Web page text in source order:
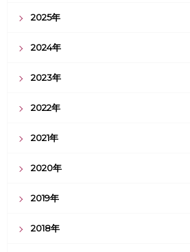
2025年
2024年
2023年
2022年
2021年
2020年
2019年
2018年